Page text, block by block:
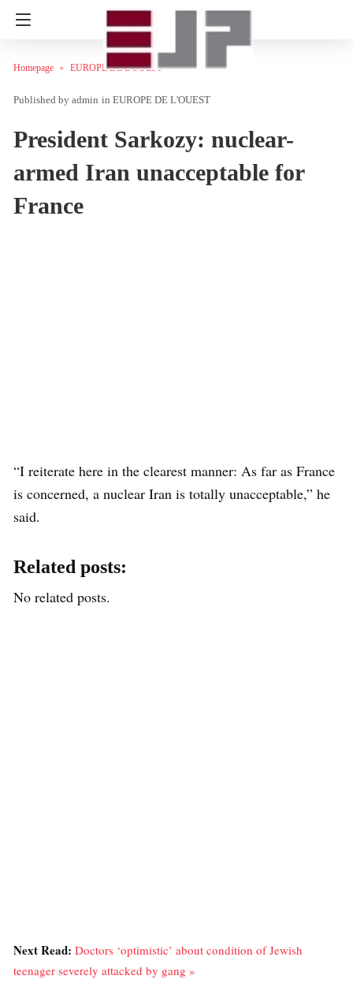
Homepage EUROPE DE L'OUEST
admin in EUROPE DE L'OUEST
President Sarkozy: nuclear-
armed Iran unacceptable for
France
“I reiterate here in the clearest manner: As far as France
is concerned, a nuclear Iran is totally unacceptable,” he
said.
Related posts:
No related posts.
Next Read: Doctors ‘optimistic’ about condition of Jewish
teenager severely attacked by gang »